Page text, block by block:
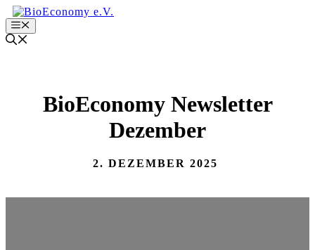
Zum
Inhalt
springen
Menu
BioEconomy Newsletter
Dezember
2. DEZEMBER 2025